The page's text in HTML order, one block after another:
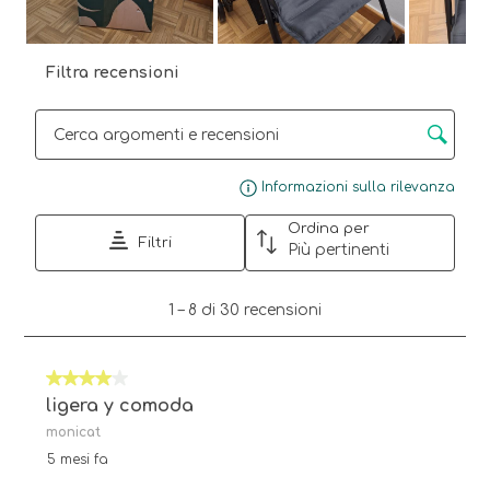
Filtra recensioni
Informazioni sulla rilevanza
Filtri
Ordina per
Più pertinenti
8
recensioni.
1 – 8 di 30 recensioni
4 su 5 stelle.
ligera y comoda
monicat
5 mesi fa